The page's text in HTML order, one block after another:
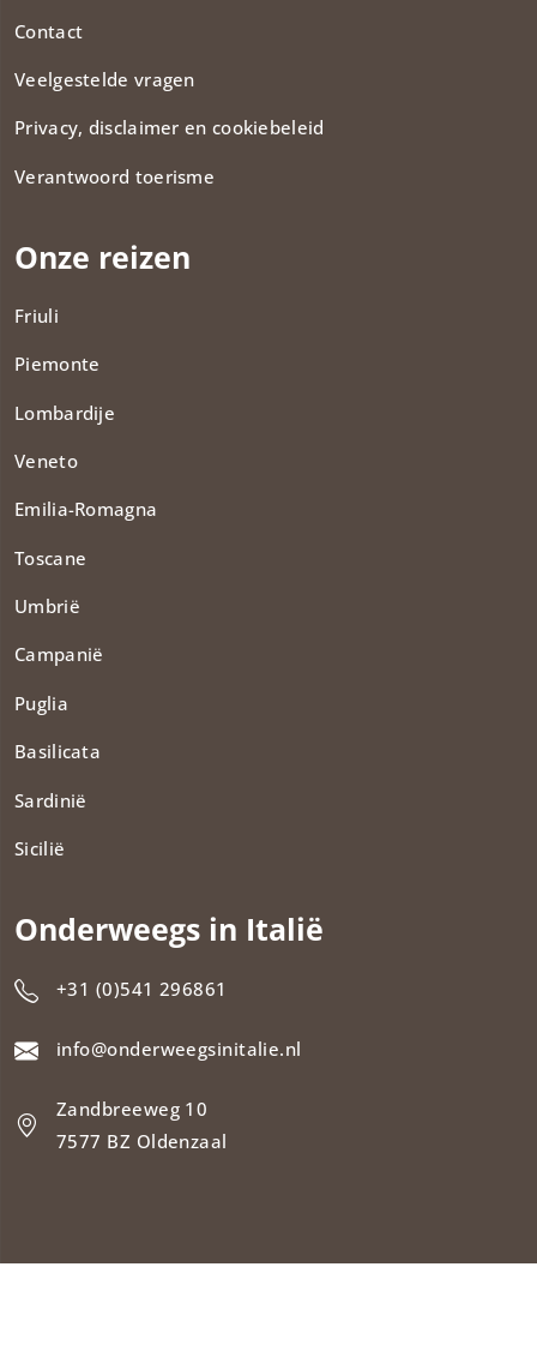
Contact
Veelgestelde vragen
Privacy, disclaimer en cookiebeleid
Verantwoord toerisme
Onze reizen
Friuli
Piemonte
Lombardije
Veneto
Emilia-Romagna
Toscane
Umbrië
Campanië
Puglia
Basilicata
Sardinië
Sicilië
Onderweegs in Italië
+31 (0)541 296861
info@onderweegsinitalie.nl
Zandbreeweg 10
7577 BZ Oldenzaal